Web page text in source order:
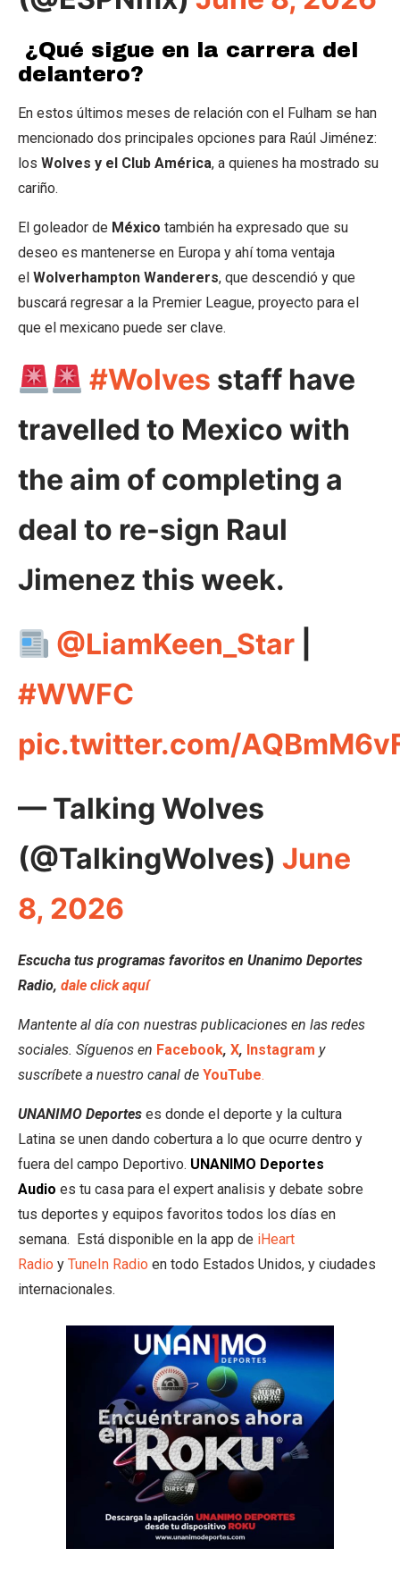
¿Qué sigue en la carrera del
delantero?
En estos últimos meses de relación con el Fulham se han
mencionado dos principales opciones para Raúl Jiménez:
los Wolves y el Club América, a quienes ha mostrado su
cariño.
El goleador de México también ha expresado que su
deseo es mantenerse en Europa y ahí toma ventaja
el Wolverhampton Wanderers, que descendió y que
buscará regresar a la Premier League, proyecto para el
que el mexicano puede ser clave.
#Wolves staff have
travelled to Mexico with
the aim of completing a
deal to re-sign Raul
Jimenez this week.
@LiamKeen_Star
#WWFC
pic.twitter.com/
— Talking Wolves
(@TalkingWolves) June
8, 2026
Escucha tus programas favoritos en Unanimo Deportes
Radio, dale click aquí
Mantente al día con nuestras publicaciones en las redes
sociales. Síguenos en Facebook, X, Instagram y
suscríbete a nuestro canal de YouTube.
UNANIMO Deportes es donde el deporte y la cultura
Latina se unen dando cobertura a lo que ocurre dentro y
fuera del campo Deportivo. UNANIMO Deportes
Audio es tu casa para el expert analisis y debate sobre
tus deportes y equipos favoritos todos los días en
semana. Está disponible en la app de iHeart
Radio y TuneIn Radio en todo Estados Unidos, y ciudades
internacionales.